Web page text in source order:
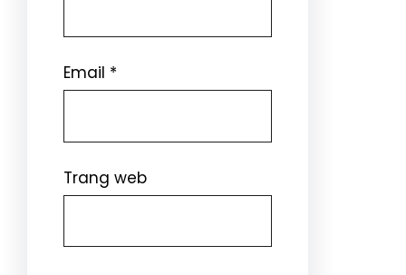
Email *
Trang web